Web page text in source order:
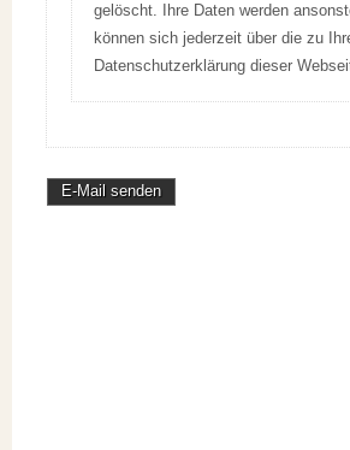
gelöscht. Ihre Daten werden
können sich jederzeit über die zu
Datenschutzerklärung dieser
E-Mail senden